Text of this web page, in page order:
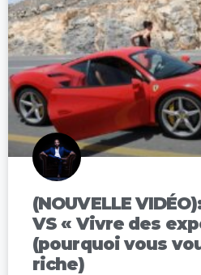
(NOUVELLE
VS « Vivre des
(pourquoi vous
riche)